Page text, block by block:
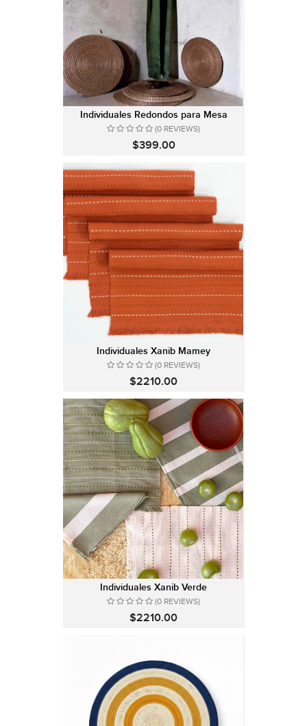
Individuales Redondos para Mesa
(0 REVIEWS)
$399.00
Individuales Xanib Mamey
(0 REVIEWS)
$2210.00
Individuales Xanib Verde
(0 REVIEWS)
$2210.00